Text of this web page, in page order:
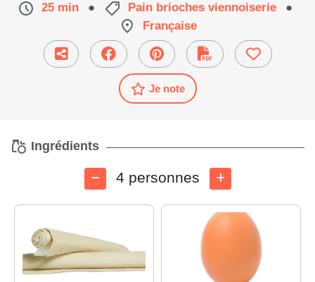
25 min ● Pain brioches viennoiserie
●
Française
Je note
Ingrédients
4 personnes